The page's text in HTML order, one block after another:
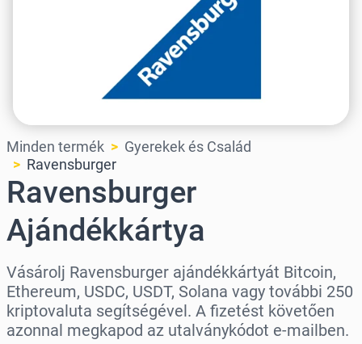
Minden termék
Gyerekek és Család
Ravensburger
Ravensburger
Ajándékkártya
Vásárolj Ravensburger ajándékkártyát Bitcoin,
Ethereum, USDC, USDT, Solana vagy további 250
kriptovaluta segítségével. A fizetést követően
azonnal megkapod az utalványkódot e-mailben.